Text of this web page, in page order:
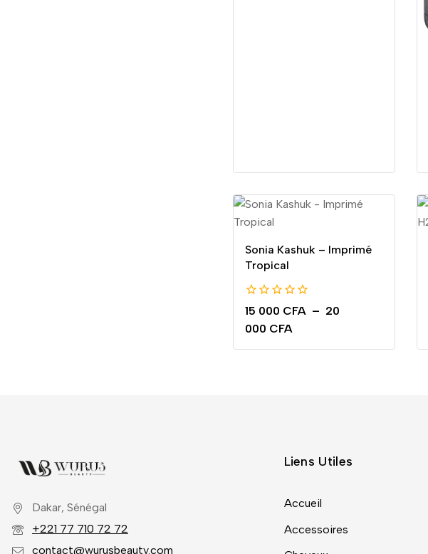
Sonia Kashuk – Imprimé
Tropical
0
5
15 000 CFA – 20
000 CFA
Dakar, Sénégal
+221 77 710 72 72
contact@wurusbeauty.com
Liens Utiles
Accueil
Accessoires